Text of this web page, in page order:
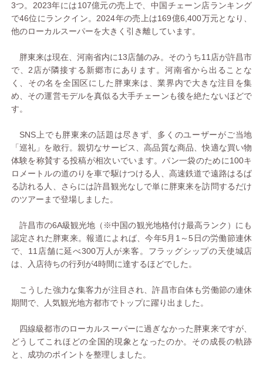
3つ。2023年には107億元の売上で、中国チェーン店ランキング
で46位にランクイン。2024年の売上は169億6,400万元となり、
他のローカルスーパーを大きく引き離しています。
胖東来は現在、河南省内に13店舗のみ。そのうち11店が許昌市
で、2店が隣接する新郷市にあります。河南省から出ることな
く、その名を全国区にした胖東来は、業界内で大きな注目を集
め、その運営モデルを真似る大手チェーンも後を絶たないほどで
す。
SNS上でも胖東来の話題は尽きず、多くのユーザーがご当地
「巡礼」を敢行。親切なサービス、高品質な商品、快適な買い物
体験を称賛する投稿が相次いでいます。パン一袋のために100キ
ロメートルの道のりを車で駆けつける人、高速鉄道で遠路はるば
る訪れる人、さらには許昌観光なしで単に胖東来を訪問するだけ
のツアーまで登場しました。
許昌市の6A級観光地（※中国の観光地格付け最高ランク）にも
認定された胖東来。報道によれば、今年5月1～5日の労働節連休
で、11店舗に延べ300万人が来客。フラッグシップの天使城店
は、入店待ちの行列が4時間に達するほどでした。
こうした強力な集客力が注目され、許昌市自体も労働節の連休
期間で、人気観光地方都市でトップに躍り出ました。
四線級都市のローカルスーパーに過ぎなかった胖東来ですが、
どうしてこれほどの全国的現象となったのか。その成長の軌跡
と、成功のポイントを整理しました。